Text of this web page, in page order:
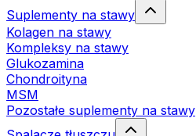
Suplementy na stawy
Kolagen na stawy
Kompleksy na stawy
Glukozamina
Chondroityna
MSM
Pozostałe suplementy na stawy